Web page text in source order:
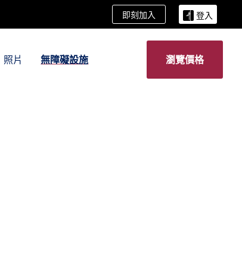
即刻加入 登入
照片 無障礙設施 瀏覽價格